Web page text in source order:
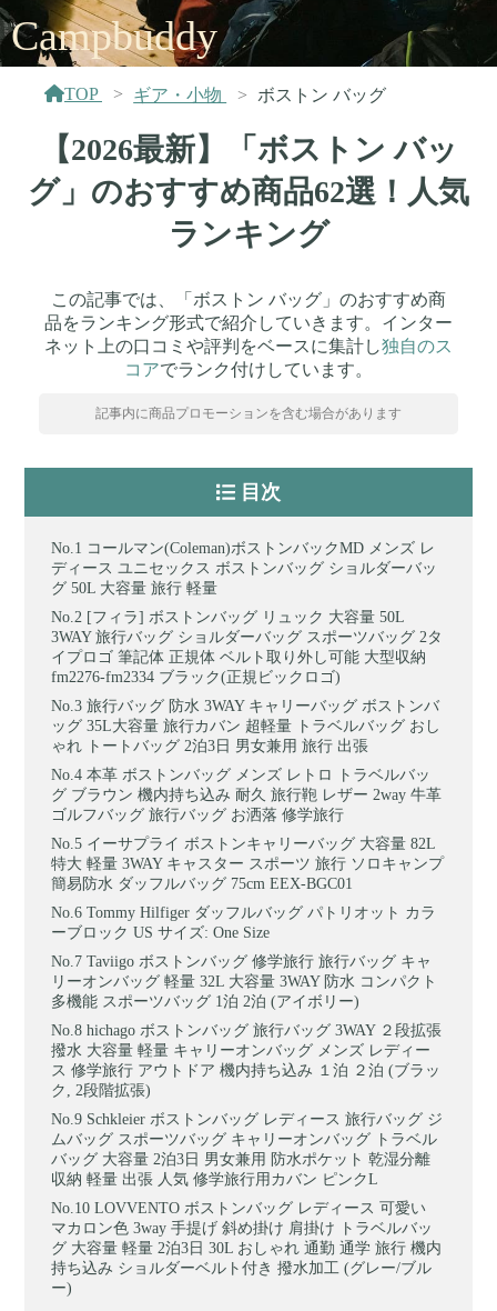
Campbuddy
TOP ギア・小物 ボストン バッグ
【2026最新】「ボストン バッ
グ」のおすすめ商品62選！人気
ランキング
この記事では、「ボストン バッグ」のおすすめ商
品をランキング形式で紹介していきます。インター
ネット上の口コミや評判をベースに集計し独自のス
コアでランク付けしています。
記事内に商品プロモーションを含む場合があります
目次
コールマン(Coleman)ボストンバックMD メンズ レ
ディース ユニセックス ボストンバッグ ショルダーバッ
グ 50L 大容量 旅行 軽量
[フィラ] ボストンバッグ リュック 大容量 50L
3WAY 旅行バッグ ショルダーバッグ スポーツバッグ 2タ
イプロゴ 筆記体 正規体 ベルト取り外し可能 大型収納
fm2276-fm2334 ブラック(正規ビックロゴ)
旅行バッグ 防水 3WAY キャリーバッグ ボストンバ
ッグ 35L大容量 旅行カバン 超軽量 トラベルバッグ おし
ゃれ トートバッグ 2泊3日 男女兼用 旅行 出張
本革 ボストンバッグ メンズ レトロ トラベルバッ
グ ブラウン 機内持ち込み 耐久 旅行鞄 レザー 2way 牛革
ゴルフバッグ 旅行バッグ お洒落 修学旅行
イーサプライ ボストンキャリーバッグ 大容量 82L
特大 軽量 3WAY キャスター スポーツ 旅行 ソロキャンプ
簡易防水 ダッフルバッグ 75cm EEX-BGC01
Tommy Hilfiger ダッフルバッグ パトリオット カラ
ーブロック US サイズ: One Size
Taviigo ボストンバッグ 修学旅行 旅行バッグ キャ
リーオンバッグ 軽量 32L 大容量 3WAY 防水 コンパクト
多機能 スポーツバッグ 1泊 2泊 (アイボリー)
hichago ボストンバッグ 旅行バッグ 3WAY ２段拡張
撥水 大容量 軽量 キャリーオンバッグ メンズ レディー
ス 修学旅行 アウトドア 機内持ち込み １泊 ２泊 (ブラッ
ク, 2段階拡張)
Schkleier ボストンバッグ レディース 旅行バッグ ジ
ムバッグ スポーツバッグ キャリーオンバッグ トラベル
バッグ 大容量 2泊3日 男女兼用 防水ポケット 乾湿分離
収納 軽量 出張 人気 修学旅行用カバン ピンクL
LOVVENTO ボストンバッグ レディース 可愛い
マカロン色 3way 手提げ 斜め掛け 肩掛け トラベルバッ
グ 大容量 軽量 2泊3日 30L おしゃれ 通勤 通学 旅行 機内
持ち込み ショルダーベルト付き 撥水加工 (グレー/ブル
ー)